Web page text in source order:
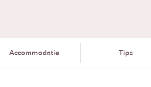
Accommodatie Tips